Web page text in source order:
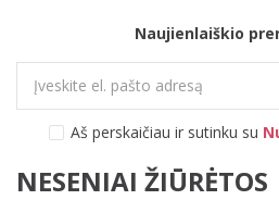
Naujienlaiškio
Aš perskaičiau ir sutinku su
NESENIAI ŽIŪRĖTOS